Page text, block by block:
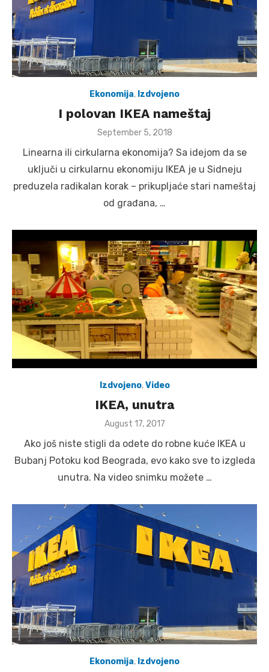
Ekonomija, Izdvojeno
I polovan IKEA nameštaj
Posted
September 5, 2018
Linearna ili cirkularna ekonomija? Sa idejom da se
uključi u cirkularnu ekonomiju IKEA je u Sidneju
preduzela radikalan korak – prikupljaće stari nameštaj
od građana, …
Izdvojeno,Video
IKEA, unutra
Posted
August 17, 2017
Ako još niste stigli da odete do robne kuće IKEA u
Bubanj Potoku kod Beograda, evo kako sve to izgleda
unutra. Na video snimku možete …
Ekonomija, Izdvojeno